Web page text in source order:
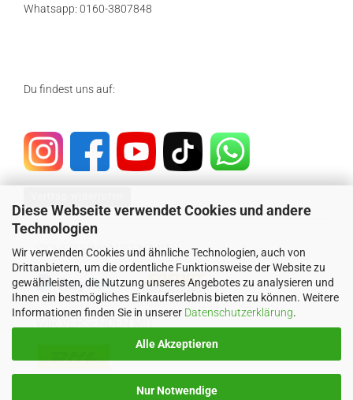
Diese Webseite verwendet Cookies und andere
Technologien
Wir verwenden Cookies und ähnliche Technologien, auch von
Drittanbietern, um die ordentliche Funktionsweise der Website zu
gewährleisten, die Nutzung unseres Angebotes zu analysieren und
Ihnen ein bestmögliches Einkaufserlebnis bieten zu können. Weitere
Informationen finden Sie in unserer Datenschutzerklärung.
Alle Akzeptieren
Nur Notwendige
Whatsapp: 0160-3807848
Du findest uns auf:
SICHER EINKAUFEN MIT